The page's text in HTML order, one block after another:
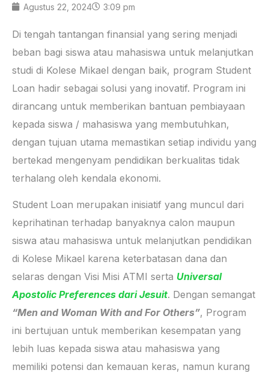
Agustus 22, 2024 3:09 pm
Di tengah tantangan finansial yang sering menjadi
beban bagi siswa atau mahasiswa untuk melanjutkan
studi di Kolese Mikael dengan baik, program Student
Loan hadir sebagai solusi yang inovatif. Program ini
dirancang untuk memberikan bantuan pembiayaan
kepada siswa / mahasiswa yang membutuhkan,
dengan tujuan utama memastikan setiap individu yang
bertekad mengenyam pendidikan berkualitas tidak
terhalang oleh kendala ekonomi.
Student Loan merupakan inisiatif yang muncul dari
keprihatinan terhadap banyaknya calon maupun
siswa atau mahasiswa untuk melanjutkan pendidikan
di Kolese Mikael karena keterbatasan dana dan
selaras dengan Visi Misi ATMI serta Universal
Apostolic Preferences dari Jesuit. Dengan semangat
“Men and Woman With and For Others”, Program
ini bertujuan untuk memberikan kesempatan yang
lebih luas kepada siswa atau mahasiswa yang
memiliki potensi dan kemauan keras, namun kurang